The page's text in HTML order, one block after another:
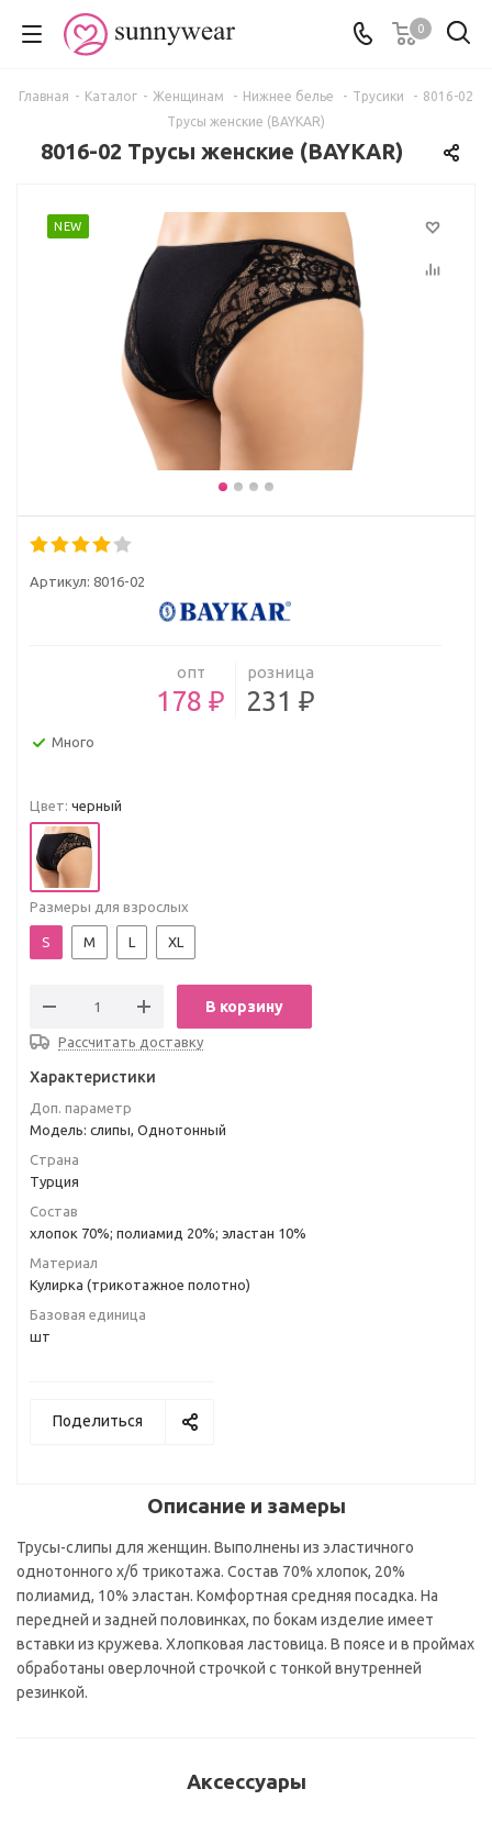
0
Главная - Каталог - Женщинам - Нижнее белье - Трусики - 8016-02
Трусы женские (BAYKAR)
8016-02 Трусы женские (BAYKAR)
NEW
Артикул: 8016-02
опт
178 ₽
розница
231 ₽
Много
Цвет: черный
Размеры для взрослых
S M L XL
В корзину
Рассчитать доставку
Характеристики
Доп. параметр
Модель: слипы, Однотонный
Страна
Турция
Состав
хлопок 70%; полиамид 20%; эластан 10%
Материал
Кулирка (трикотажное полотно)
Базовая единица
шт
Поделиться
Описание и замеры
Трусы-слипы для женщин. Выполнены из эластичного
однотонного х/б трикотажа. Состав 70% хлопок, 20%
полиамид, 10% эластан. Комфортная средняя посадка. На
передней и задней половинках, по бокам изделие имеет
вставки из кружева. Хлопковая ластовица. В поясе и в проймах
обработаны оверлочной строчкой с тонкой внутренней
резинкой.
Аксессуары